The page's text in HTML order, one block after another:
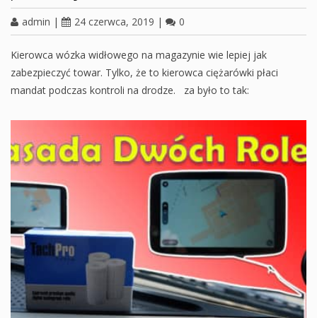
admin | 24 czerwca, 2019 | 0
Kierowca wózka widłowego na magazynie wie lepiej jak
zabezpieczyć towar. Tylko, że to kierowca ciężarówki płaci
mandat podczas kontroli na drodze. za było to tak: